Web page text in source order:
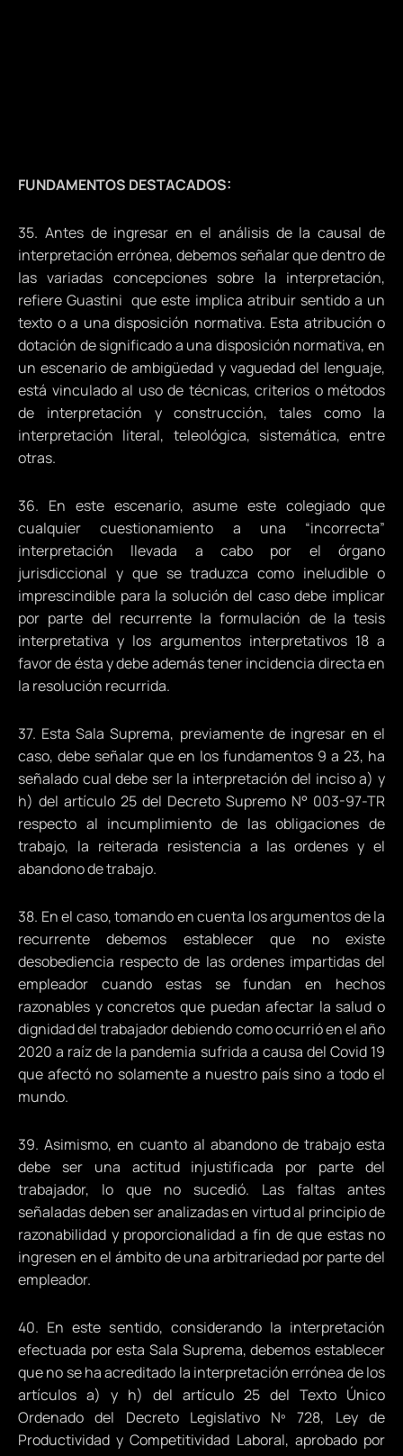
FUNDAMENTOS DESTACADOS:
35. Antes de ingresar en el análisis de la causal de
interpretación errónea, debemos señalar que dentro de
las variadas concepciones sobre la interpretación,
refiere Guastini que este implica atribuir sentido a un
texto o a una disposición normativa. Esta atribución o
dotación de significado a una disposición normativa, en
un escenario de ambigüedad y vaguedad del lenguaje,
está vinculado al uso de técnicas, criterios o métodos
de interpretación y construcción, tales como la
interpretación literal, teleológica, sistemática, entre
otras.
36. En este escenario, asume este colegiado que
cualquier cuestionamiento a una “incorrecta”
interpretación llevada a cabo por el órgano
jurisdiccional y que se traduzca como ineludible o
imprescindible para la solución del caso debe implicar
por parte del recurrente la formulación de la tesis
interpretativa y los argumentos interpretativos 18 a
favor de ésta y debe además tener incidencia directa en
la resolución recurrida.
37. Esta Sala Suprema, previamente de ingresar en el
caso, debe señalar que en los fundamentos 9 a 23, ha
señalado cual debe ser la interpretación del inciso a) y
h) del artículo 25 del Decreto Supremo N° 003-97-TR
respecto al incumplimiento de las obligaciones de
trabajo, la reiterada resistencia a las ordenes y el
abandono de trabajo.
38. En el caso, tomando en cuenta los argumentos de la
recurrente debemos establecer que no existe
desobediencia respecto de las ordenes impartidas del
empleador cuando estas se fundan en hechos
razonables y concretos que puedan afectar la salud o
dignidad del trabajador debiendo como ocurrió en el año
2020 a raíz de la pandemia sufrida a causa del Covid 19
que afectó no solamente a nuestro país sino a todo el
mundo.
39. Asimismo, en cuanto al abandono de trabajo esta
debe ser una actitud injustificada por parte del
trabajador, lo que no sucedió. Las faltas antes
señaladas deben ser analizadas en virtud al principio de
razonabilidad y proporcionalidad a fin de que estas no
ingresen en el ámbito de una arbitrariedad por parte del
empleador.
40. En este sentido, considerando la interpretación
efectuada por esta Sala Suprema, debemos establecer
que no se ha acreditado la interpretación errónea de los
artículos a) y h) del artículo 25 del Texto Único
Ordenado del Decreto Legislativo Nº 728, Ley de
Productividad y Competitividad Laboral, aprobado por